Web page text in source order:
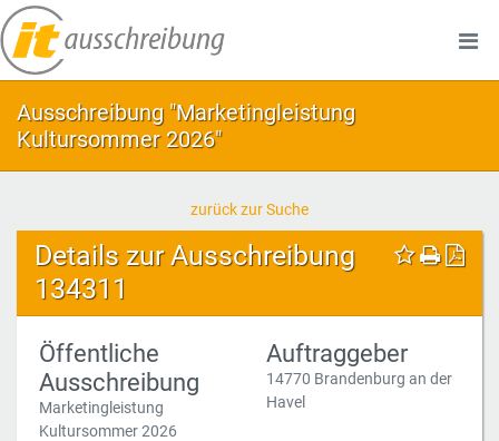
Ausschreibung "Marketingleistung
Kultursommer 2026"
zurück zur Suche
Details zur Ausschreibung
134311
Öffentliche
Ausschreibung
Marketingleistung
Kultursommer 2026
Auftraggeber
14770 Brandenburg an der
Havel